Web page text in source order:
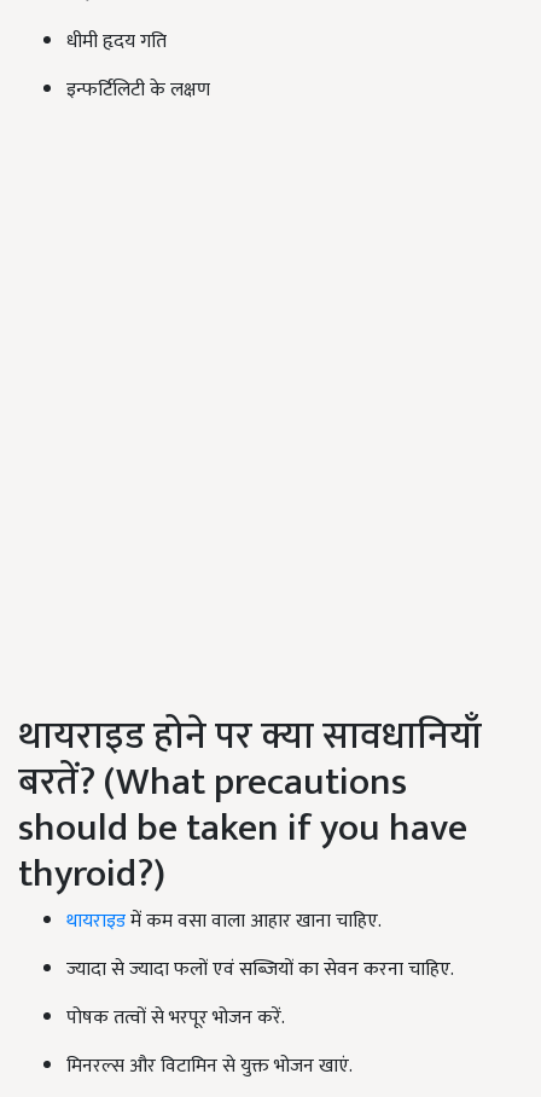
धीमी हृदय गति
इन्फर्टिलिटी के लक्षण
थायराइड होने पर क्या सावधानियाँ
बरतें? (What precautions
should be taken if you have
thyroid?)
थायराइडमें कम वसा वाला आहार खाना चाहिए.
ज्यादा से ज्यादा फलों एवं सब्जियों का सेवन करना चाहिए.
पोषक तत्वों से भरपूर भोजन करें.
मिनरल्स और विटामिन से युक्त भोजन खाएं.